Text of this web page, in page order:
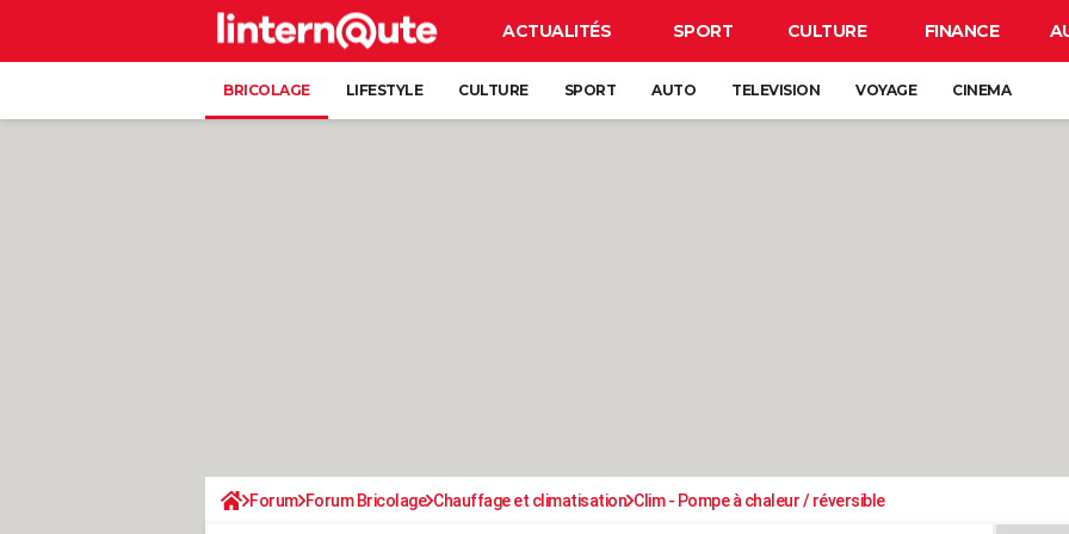
ACTUALITÉS SPORT CULTURE FINANCE
BRICOLAGE LIFESTYLE CULTURE SPORT AUTO TELEVISION VOYAGE CINEMA
Forum Forum Bricolage Chauffage et climatisation Clim - Pompe à chaleur / réversible